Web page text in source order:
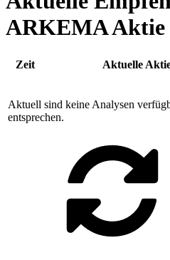
ARKEMA Aktie
Zeit Aktuelle
Aktuell sind keine Analysen
entsprechen.